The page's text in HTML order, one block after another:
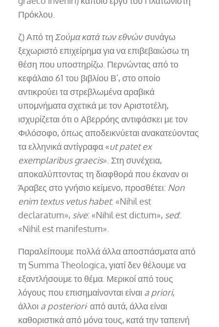
Πρόκλου.
ζ) Από τηΣούμα κατά των εθνώνσυνάγω
ξεχωριστό επιχείρημα για να επιβεβαιώσω τη
θέση που υποστηρίζω. Περνώντας από το
κεφάλαιο 61 του βιβλίου Β’, στο οποίο
αντικρούει τα στρεβλωμένα αραβικά
υπομνήματα σχετικά με τον Αριστοτέλη,
ισχυρίζεται ότι ο Αβερρόης αντιφάσκει με τον
Φιλόσοφο, όπως αποδεικνύεται ανακατεύοντας
τα ελληνικά αντίγραφα «ut patet ex
exemplaribus graecis». Στη συνέχεια,
αποκαλύπτοντας τη διαφθορά που έκαναν οι
Άραβες στο γνήσιο κείμενο, προσθέτει: Non
enim textus vetus habet: «Nihil est
declaratum», sive: «Nihil est dictum», sed:
«Nihil est manifestum».
Παραλείπουμε πολλά άλλα αποσπάσματα από
τη Summa Theologica, γιατί δεν θέλουμε να
εξαντλήσουμε το θέμα. Μερικοί από τους
λόγους που επισημαίνονται είναι a priori,
άλλοι a posteriori· από αυτά, άλλα είναι
καθοριστικά από μόνα τους, κατά την ταπεινή